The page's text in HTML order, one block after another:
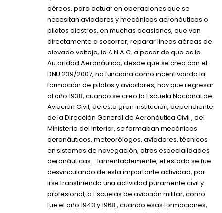
aéreos, para actuar en operaciones que se
necesitan aviadores y mecánicos aeronáuticos o
pilotos diestros, en muchas ocasiones, que van
directamente a socorrer, reparar lineas aéreas de
elevado voltaje, la A.N.A.C. a pesar de que es la
Autoridad Aeronáutica, desde que se creo con el
DNU 239/2007, no funciona como incentivando la
formación de pilotos y aviadores, hay que regresar
al año 1938, cuando se creo la Escuela Nacional de
Aviación Civil, de esta gran institución, dependiente
de la Dirección General de Aeronáutica Civil , del
Ministerio del Interior, se formaban mecánicos
aeronáuticos, meteorólogos, aviadores, técnicos
en sistemas de navegación, otras especialidades
aeronáuticas.- lamentablemente, el estado se fue
desvinculando de esta importante actividad, por
irse transfiriendo una actividad puramente civil y
profesional, a Escuelas de aviación militar, como
fue el año 1943 y 1968 , cuando esas formaciones,